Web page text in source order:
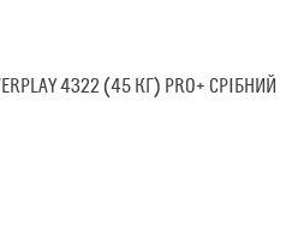
4322 (45 КГ) PRO+ СРІБНИЙ